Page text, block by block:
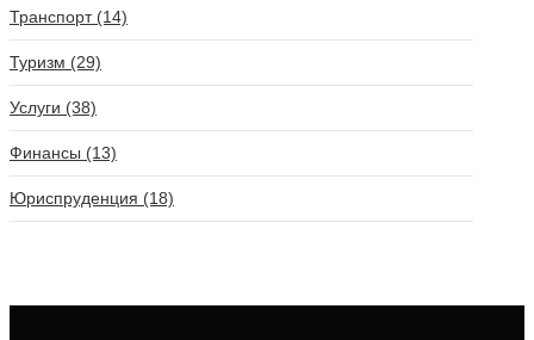
Транспорт (14)
Туризм (29)
Услуги (38)
Финансы (13)
Юриспруденция (18)